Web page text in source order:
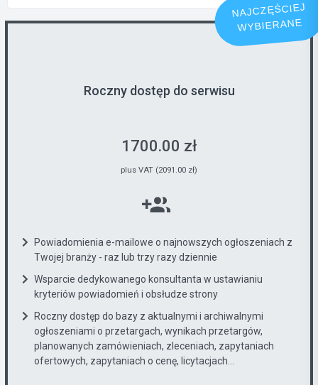
NAJCZĘŚCIEJ
WYBIERANE
Roczny dostęp do serwisu
1700.00 zł
plus VAT (2091.00 zł)
Powiadomienia e-mailowe o najnowszych ogłoszeniach z
Twojej branży - raz lub trzy razy dziennie
Wsparcie dedykowanego konsultanta w ustawianiu
kryteriów powiadomień i obsłudze strony
Roczny dostęp do bazy z aktualnymi i archiwalnymi
ogłoszeniami o przetargach, wynikach przetargów,
planowanych zamówieniach, zleceniach, zapytaniach
ofertowych, zapytaniach o cenę, licytacjach...